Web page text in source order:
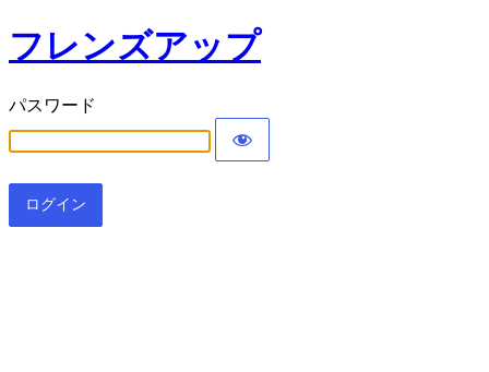
フレンズアップ
パスワード